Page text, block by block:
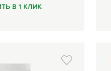
В 1 КЛИК